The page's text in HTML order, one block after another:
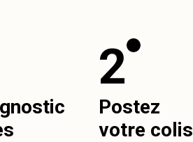
2
Postez
votre colis